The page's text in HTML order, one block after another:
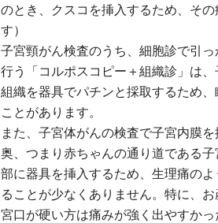
のとき、クスコを挿入するため、そ
す）
子宮頸がん検査のうち、細胞診で引
行う「コルポスコピー＋組織診」は
組織を器具でパチンと採取するため
ことがあります。
また、子宮体がんの検査で子宮内膜
奥、つまり赤ちゃんの通り道である
部に器具を挿入するため、生理痛の
ることが少なくありません。特に、
宮口が硬い方は痛みが強く出やすかっ